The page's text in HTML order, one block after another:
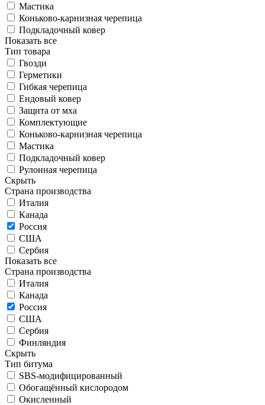
Мастика
Коньково-карнизная черепица
Подкладочный ковер
Показать все
Тип товара
Гвозди
Герметики
Гибкая черепица
Ендовый ковер
Защита от мха
Комплектующие
Коньково-карнизная черепица
Мастика
Подкладочный ковер
Рулонная черепица
Скрыть
Страна производства
Италия
Канада
Россия
США
Сербия
Показать все
Страна производства
Италия
Канада
Россия
США
Сербия
Финляндия
Скрыть
Тип битума
SBS-модифицированный
Обогащённый кислородом
Окисленный